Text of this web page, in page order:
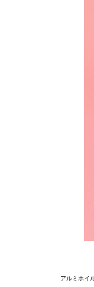
アルミホイ